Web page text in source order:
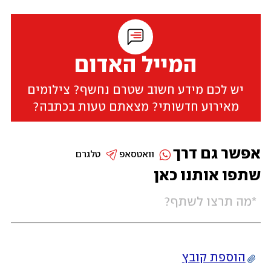
המייל האדום
יש לכם מידע חשוב שטרם נחשף? צילומים
מאירוע חדשותי? מצאתם טעות בכתבה?
שתפו אותנו כאן
הוספת קובץ
אפשר גם דרך טלגרם וואטסאפ